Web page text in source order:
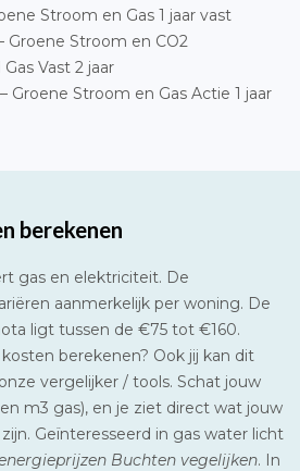
Stroom en Gas 1 jaar vast
Groene Stroom en CO2
Vast 2 jaar
Groene Stroom en Gas Actie 1 jaar
berekenen
gas en elektriciteit. De
aanmerkelijk per woning. De
ligt tussen de €75 tot €160.
berekenen? Ook jij kan dit
vergelijker / tools. Schat jouw
m3 gas), en je ziet direct wat jouw
Geïnteresseerd in gas water licht
Buchten vegelijken. In